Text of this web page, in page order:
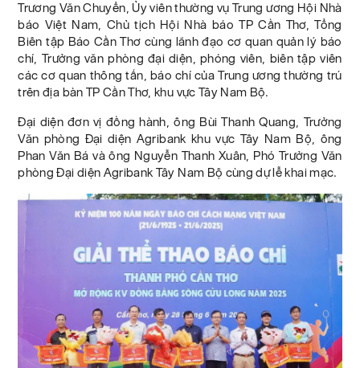
Trương Văn Chuyển, Ủy viên thường vụ Trung ương Hội Nhà
báo Việt Nam, Chủ tịch Hội Nhà báo TP Cần Thơ, Tổng
Biên tập Báo Cần Thơ cùng lãnh đạo cơ quan quản lý báo
chí, Trưởng văn phòng đại diện, phóng viên, biên tập viên
các cơ quan thông tấn, báo chí của Trung ương thường trú
trên địa bàn TP Cần Thơ, khu vực Tây Nam Bộ.
Đại diện đơn vị đồng hành, ông Bùi Thanh Quang, Trưởng
Văn phòng Đại diện Agribank khu vực Tây Nam Bộ, ông
Phan Văn Bá và ông Nguyễn Thanh Xuân, Phó Trưởng Văn
phòng Đại diện Agribank Tây Nam Bộ cùng dự lễ khai mạc.